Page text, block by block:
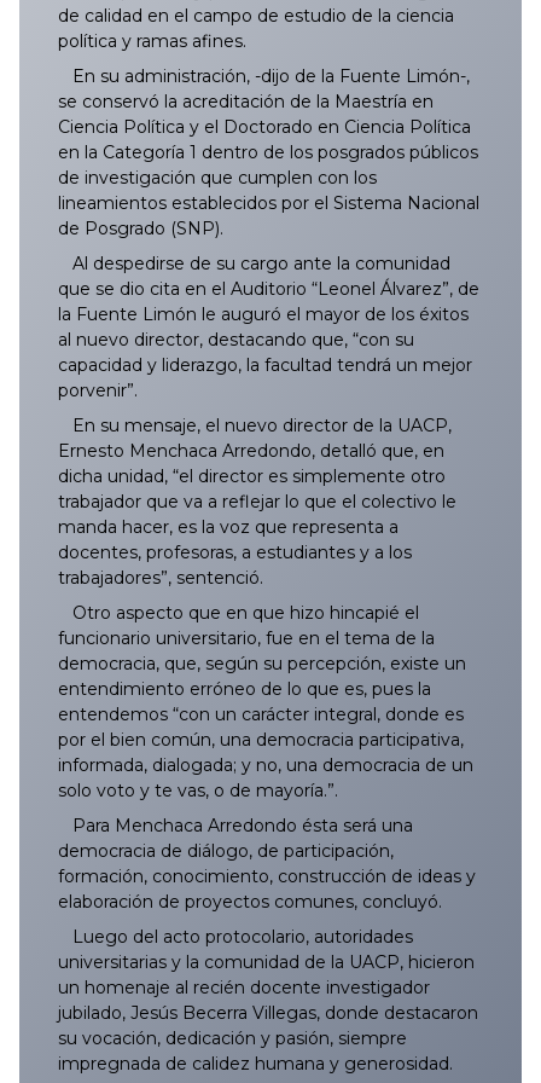
035/2025
036/2025
037/2025
038/2025
039/2025
040/2025
041/2025
043/2025
044/2025
045/2025
046/2025
047/2025
048/2025
049/2025
050/2025
051/2025
052/2025
053/2025
134/2025
135/2025
136/2025
137/2025
138/2025
139/2025
140/2025
142/2025
143/2025
144/2025
145/2025
146/2025
147/2025
148/2025
149/2025
150/2025
151/2025
152/2025
233/2025
234/2025
235/2025
236/2025
237/2025
238/2025
239/2025
241/2025
242/2025
243/2025
244/2025
245/2025
246/2025
247/2025
248/2025
249/2025
250/2025
251/2025
332/2025
333/2025
334/2025
335/2025
336/2025
337/2025
338/2025
340/2025
341/2025
342/2025
343/2025
344/2025
345/2025
346/2025
347/2025
348/2025
349/2025
350/2025
431/2025
432/2025
433/2025
434/2025
435/2025
436/2025
437/2025
439/2025
440/2025
441/2025
442/2025
443/2025
444/2025
445/2025
446/2025
447/2025
448/2025
449/2025
529/2025
530/2025
531/2025
532/2025
533/2025
534/2025
535/2025
537/2025
538/2025
539/2025
540/2025
541/2025
542/2025
543/2025
545/2025
544/2025
546/2025
547/2025
629/2025
630/2025
631/2025
632/2025
633/2025
634/2025
635/2025
637/2025
638/2025
639/2025
640/2025
641/2025
642/2025
643/2025
644/2025
645/2025
646/2025
647/2025
728/2025
729/2025
730/2025
731/2025
732/2025
733/2025
734/2025
736/2025
737/2025
738/2025
739/2025
740/2025
741/2025
742/2025
743/2025
744/2025
745/2025
746/2025
827/2025
828/2025
829/2025
830/2025
831/2025
832/2025
833/2025
835/2025
836/2025
837/2025
838/2025
839/2025
840/2025
841/2025
842/2025
843/2025
844/2025
845/2025
034/2026
035/2026
036/2026
037/2026
038/2026
039/2026
040/2026
042/2026
043/2026
044/2026
045/2026
046/2026
047/2026
048/2026
049/2026
050/2026
051/2026
052/2026
133/2026
134/2026
135/2026
136/2026
137/2026
138/2026
139/2026
141/2026
142/2026
143/2026
144/2026
145/2026
146/2026
147/2026
148/2026
149/2026
150/2026
151/2026
232/2026
233/2026
234/2026
235/2026
236/2026
237/2026
238/2026
240/2026
241/2026
242/2026
243/2026
244/2026
245/2026
246/2026
247/2026
248/2026
249/2026
250/2026
331/2026
332/2026
333/2026
334/2026
335/2026
336/2026
337/2026
339/2026
340/2026
341/2026
342/2026
343/2026
344/2026
345/2026
346/2026
347/2026
348/2026
349/2026
430/2026
431/2026
432/2026
433/2026
434/2026
435/2026
436/2026
438/2026
439/2026
440/2026
441/2026
442/2026
443/2026
444/2026
445/2026
446/2026
447/2026
448/2026
529/2026
530/2026
531/2026
532/2026
533/2026
534/2026
535/2026
538/2026
539/2026
540/2026
541/2026
542/2026
543/2026
544/2026
545/2026
546/2026
547/2026
548/2026
628/2026
629/2026
630/2026
631/2026
633/2026
632/2026
634/2026
636/2026
637/2026
638/2026
639/2026
640/2026
641/2026
642/2026
643/2026
644/2026
645/2026
646/2026
de calidad en el campo de estudio de la ciencia
política y ramas afines.
En su administración, -dijo de la Fuente Limón-,
se conservó la acreditación de la Maestría en
Ciencia Política y el Doctorado en Ciencia Política
en la Categoría 1 dentro de los posgrados públicos
de investigación que cumplen con los
lineamientos establecidos por el Sistema Nacional
de Posgrado (SNP).
Al despedirse de su cargo ante la comunidad
que se dio cita en el Auditorio “Leonel Álvarez”, de
la Fuente Limón le auguró el mayor de los éxitos
al nuevo director, destacando que, “con su
capacidad y liderazgo, la facultad tendrá un mejor
porvenir”.
En su mensaje, el nuevo director de la UACP,
Ernesto Menchaca Arredondo, detalló que, en
dicha unidad, “el director es simplemente otro
trabajador que va a reflejar lo que el colectivo le
manda hacer, es la voz que representa a
docentes, profesoras, a estudiantes y a los
trabajadores”, sentenció.
Otro aspecto que en que hizo hincapié el
funcionario universitario, fue en el tema de la
democracia, que, según su percepción, existe un
entendimiento erróneo de lo que es, pues la
entendemos “con un carácter integral, donde es
por el bien común, una democracia participativa,
informada, dialogada; y no, una democracia de un
solo voto y te vas, o de mayoría.”.
Para Menchaca Arredondo ésta será una
democracia de diálogo, de participación,
formación, conocimiento, construcción de ideas y
elaboración de proyectos comunes, concluyó.
Luego del acto protocolario, autoridades
universitarias y la comunidad de la UACP, hicieron
un homenaje al recién docente investigador
jubilado, Jesús Becerra Villegas, donde destacaron
su vocación, dedicación y pasión, siempre
impregnada de calidez humana y generosidad.